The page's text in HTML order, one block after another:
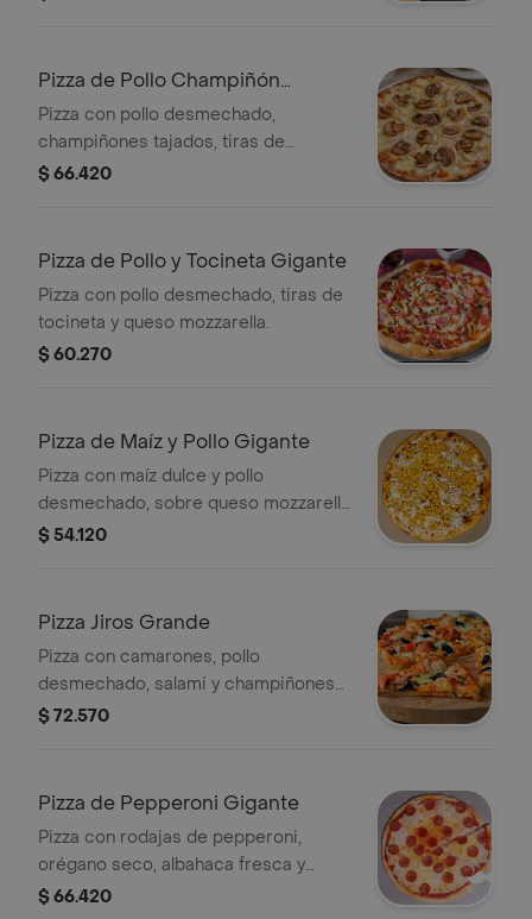
Pizza de Pollo Champiñón
Gigante
Pizza con pollo desmechado,
champiñones tajados, tiras de
tocineta y queso mozzarella.
$ 66.420
Pizza de Pollo y Tocineta Gigante
Pizza con pollo desmechado, tiras de
tocineta y queso mozzarella.
$ 60.270
Pizza de Maíz y Pollo Gigante
Pizza con maíz dulce y pollo
desmechado, sobre queso mozzarella
de la casa.
$ 54.120
Pizza Jiros Grande
Pizza con camarones, pollo
desmechado, salami y champiñones
tajados, sobre queso mozzarella de la
$ 72.570
Pizza de Pepperoni Gigante
Pizza con rodajas de pepperoni,
orégano seco, albahaca fresca y
queso mozzarella de la casa.
$ 66.420